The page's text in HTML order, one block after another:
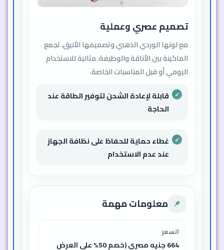
تصميم عصري وعملية
مع لونها الوردي الذهبي وتصميمها الأنيق، تجمع
الماكينة بين الأناقة والوظيفة. مثالية للاستخدام
اليومي أو قبل المناسبات الخاصة.
قابلة لإعادة الشحن لتوفير الطاقة عند
الحاجة
غطاء حماية للحفاظ على نظافة الجهاز
عند عدم الاستخدام
📌 معلومات مهمة
السعر
664 جنيه مصري (خصم 50% على العرض